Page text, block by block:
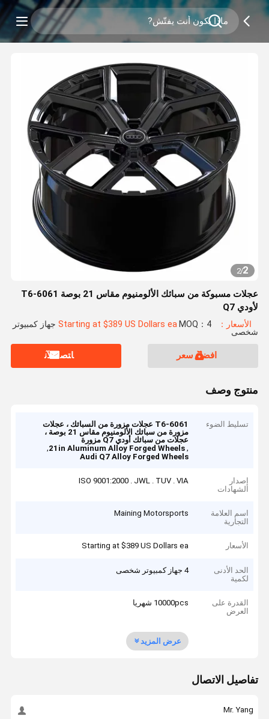
2
/
2
عجلات مسبوكة من سبائك الألومنيوم مقاس 21 بوصة 6061-T6
لأودي Q7
الأسعار：Starting at $389 US Dollars ea MOQ：4 جهاز كمبيوتر
شخصى
افضل سعر ﺎﺘﺼﻟ ﺍﻶﻧ
منتوج وصف
تسليط الضوء
6061-T6 عجلات مزورة من السبائك ، عجلات
مزورة من سبائك الألومنيوم مقاس 21 بوصة ،
عجلات من سبائك أودي Q7 مزورة
,
21in Aluminum Alloy Forged Wheels
,
Audi Q7 Alloy Forged Wheels
إصدار
الشهادات
ISO 9001:2000 . JWL . TUV . VIA
اسم العلامة
التجارية
Maining Motorsports
الأسعار Starting at $389 US Dollars ea
الحد الأدنى
لكمية
4 جهاز كمبيوتر شخصى
القدرة على
العرض
10000pcs شهريا
عرض المزيد
تفاصيل الاتصال
Mr. Yang